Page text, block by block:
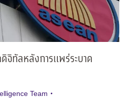
ดิจิทัลหลังการแพร่ระบาด
Team